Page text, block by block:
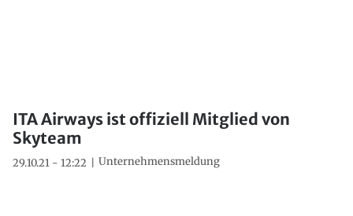
ITA Airways ist offiziell Mitglied von
Skyteam
29.10.21 - 12:22 Unternehmensmeldung